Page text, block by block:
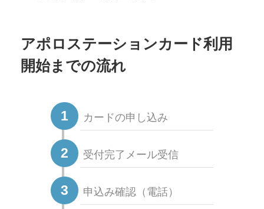
アポロステーションカード利用
開始までの流れ
1 カードの申し込み
2 受付完了メール受信
3 申込み確認（電話）